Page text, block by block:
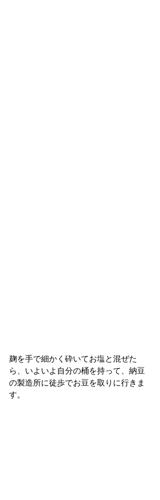
麹を手で細かく砕いてお塩と混ぜた
ら、いよいよ自分の桶を持って、納豆
の製造所に徒歩でお豆を取りに行きま
す。